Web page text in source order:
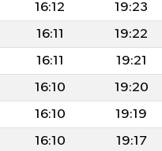
16:12 19:23
16:11 19:22
16:11 19:21
16:10 19:20
16:10 19:19
16:10 19:17